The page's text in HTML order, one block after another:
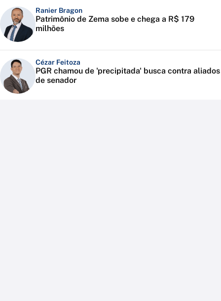
Ranier Bragon
Patrimônio de Zema sobe e chega a R$ 179
milhões
Cézar Feitoza
PGR chamou de 'precipitada' busca contra aliados
de senador